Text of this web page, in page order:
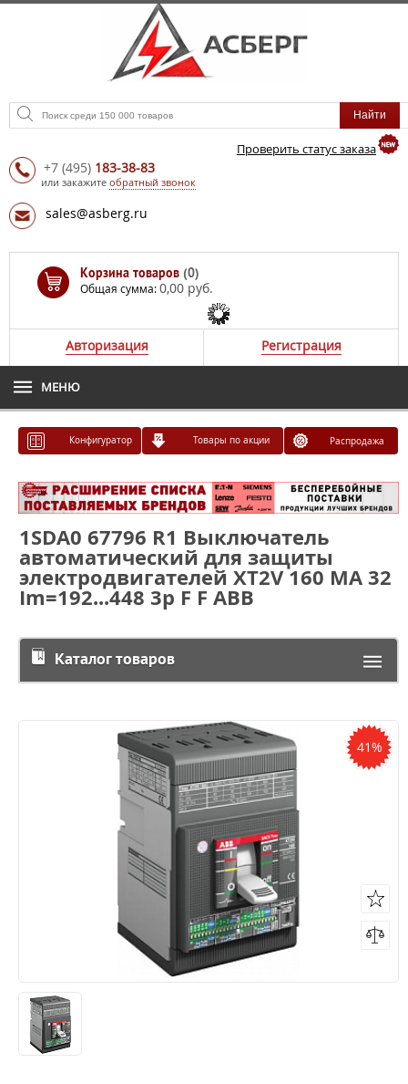
Проверить статус заказа
+7 (495) 183-38-83
или закажите обратный звонок
sales@asberg.ru
Корзина товаров (0)
Общая сумма:0,00 руб.
Авторизация Регистрация
МЕНЮ
Конфигуратор Товары по акции Распродажа
1SDA0 67796 R1 Выключатель
автоматический для защиты
электродвигателей XT2V 160 MA 32
Im=192...448 3p F F ABB
Каталог товаров
41%